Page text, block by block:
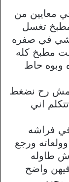
معايين من
تغسل
شي في صفره
مطبخ كله
وبوه حاط
مش رح نضغط
اني
فراشه
ورجع
طاوله
واضح